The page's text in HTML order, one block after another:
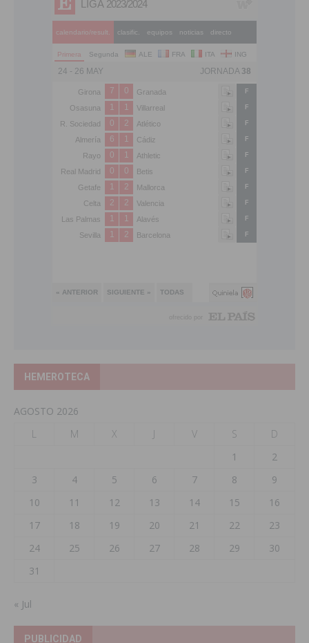
HEMEROTECA
AGOSTO 2026
L
M X J V S
D
1
2
3
4 5 6 7 8
9
10
11 12 13 14 15
16
17
18 19 20 21 22
23
24
25 26 27 28 29
30
31
« Jul
PUBLICIDAD